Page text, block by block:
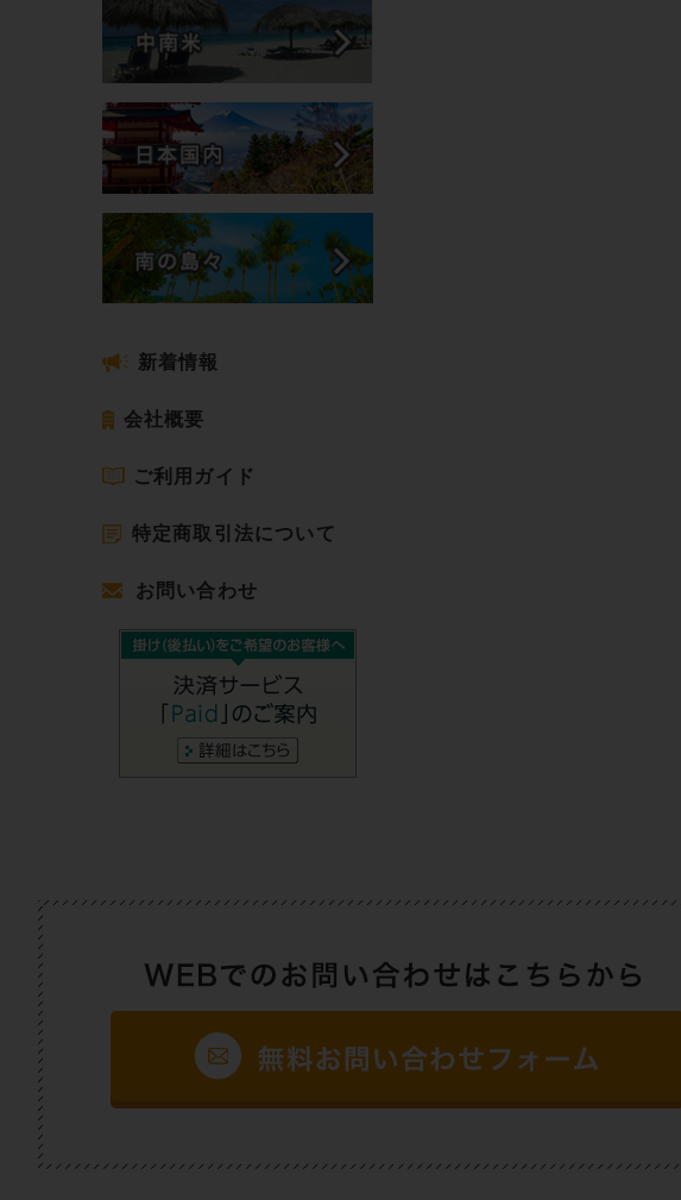
新着情報
会社概要
ご利用ガイド
特定商取引法について
お問い合わせ